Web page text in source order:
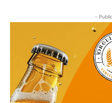
-